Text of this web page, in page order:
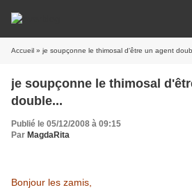
Accueil » je soupçonne le thimosal d'être un agent
je soupçonne le thimosal
double...
Publié le 05/12/2008 à 09:15
Par MagdaRita
Bonjour les zamis,